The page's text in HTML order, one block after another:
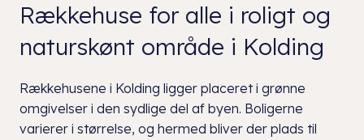
Rækkehuse for alle i roligt og
naturskønt område i Kolding
Rækkehusene i Kolding ligger placeret i grønne
omgivelser i den sydlige del af byen. Boligerne
varierer i størrelse, og hermed bliver der plads til